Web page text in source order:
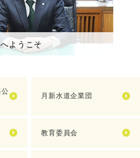
ようこそ
月新水道企業団
教育委員会